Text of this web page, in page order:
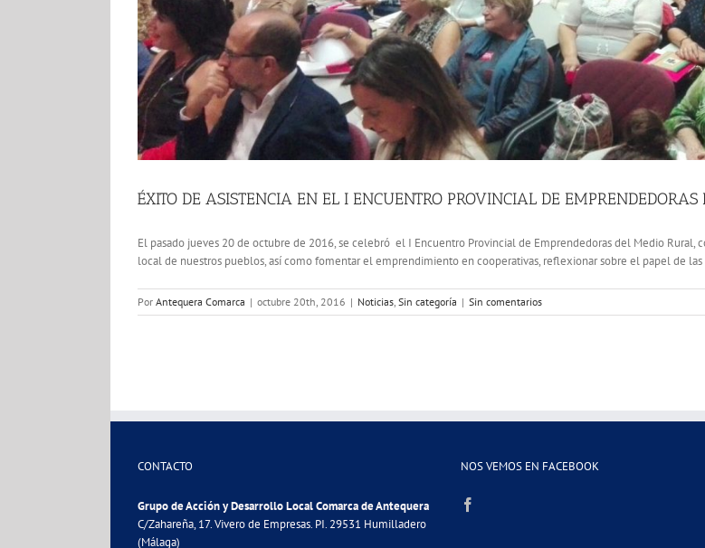
ÉXITO DE ASISTENCIA EN EL I ENCUENTRO PROVINCIAL DE
El pasado jueves 20 de octubre de 2016, se celebró el I Encuentro Provincial de Emprendedoras del Medio
local de nuestros pueblos, así como fomentar el emprendimiento en cooperativas, reflexionar sobre el papel de
Por Antequera Comarca | octubre 20th, 2016 | Noticias, Sin categoría | Sin comentarios
CONTACTO
Grupo de Acción y Desarrollo Local Comarca de Antequera
C/Zahareña, 17. Vivero de Empresas. PI. 29531 Humilladero
(Málaga)
NOS VEMOS EN FACEBOOK